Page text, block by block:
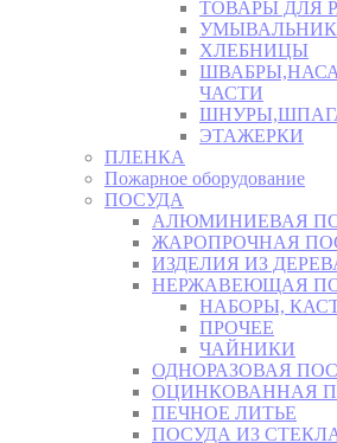
ТОВАРЫ ДЛЯ
ХЛЕБНИЦЫ
ЧАСТИ
ЭТАЖЕРКИ
ПЛЕНКА
Пожарное оборудование
ПОСУДА
АЛЮМИНИЕВАЯ
ЖАРОПРОЧНАЯ
ИЗДЕЛИЯ ИЗ
НЕРЖАВЕЮЩАЯ
НАБОРЫ,
ПРОЧЕЕ
ЧАЙНИКИ
ОДНОРАЗОВАЯ
ОЦИНКОВАННАЯ
ПЕЧНОЕ ЛИТЬЕ
ПОСУДА ИЗ